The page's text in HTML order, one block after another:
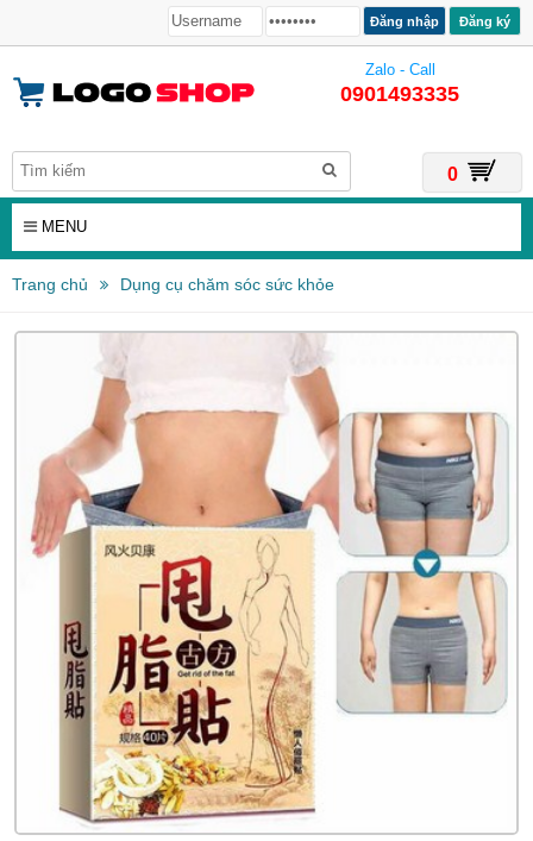
Đăng ký
Zalo - Call
0901493335
0
MENU
Trang chủ Dụng cụ chăm sóc sức khỏe